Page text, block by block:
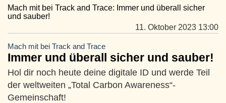
Mach mit bei Track and Trace: Immer und überall sicher
und sauber!
11. Oktober 2023 13:00
Mach mit bei Track and Trace
Immer und überall sicher und sauber!
Hol dir noch heute deine digitale ID und werde Teil
der weltweiten „Total Carbon Awareness“-
Gemeinschaft!